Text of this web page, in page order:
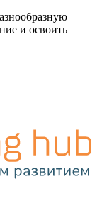
и освоить